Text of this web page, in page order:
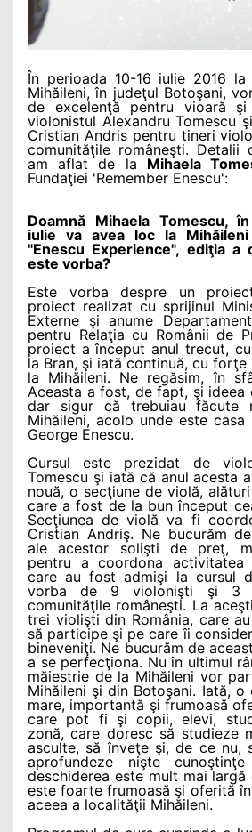
În perioada 10-16 iulie 2016 la
Mihăileni, în judeţul Botoşani,
de excelenţă pentru vioară
violonistul Alexandru Tomescu
Cristian Andris pentru tineri
comunităţile româneşti. Detalii
am aflat de la Mihaela
Fundaţiei 'Remember Enescu':
Doamnă Mihaela Tomescu,
iulie va avea loc la
"Enescu Experience", ediţia a
este vorba?
Este vorba despre un
proiect realizat cu sprijinul
Externe şi anume
pentru Relaţia cu Românii de
proiect a început anul trecut,
la Bran, şi iată continuă, cu forţe
la Mihăileni. Ne regăsim, în
Aceasta a fost, de fapt, şi ideea
dar sigur că trebuiau făcute
Mihăileni, acolo unde este casa
George Enescu.
Cursul este prezidat de
Tomescu şi iată că anul acesta
nouă, o secţiune de violă,
care a fost de la bun început
Secţiunea de violă va fi
Cristian Andriş. Ne bucurăm
ale acestor solişti de preţ,
pentru a coordona activitatea
care au fost admişi la cursul
vorba de 9 violonişti şi 3
comunităţile româneşti. La
trei violişti din România, care
să participe şi pe care îi
bineveniţi. Ne bucurăm de
a se perfecţiona. Nu în ultimul
măiestrie de la Mihăileni vor
Mihăileni şi din Botoşani. Iată,
mare, importantă şi frumoasă
care pot fi şi copii, elevi,
zonă, care doresc să studieze
asculte, să înveţe şi, de ce nu,
aprofundeze nişte
deschiderea este mult mai
este foarte frumoasă şi oferită
aceea a localităţii Mihăileni.